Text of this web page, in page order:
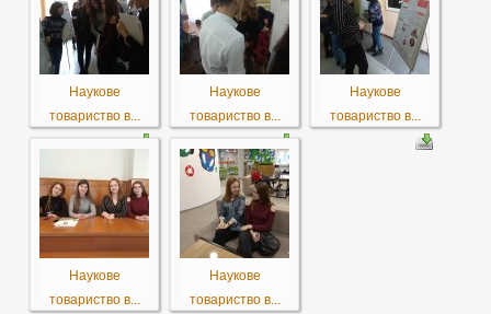
Наукове
товариство в...
Наукове
товариство в...
Наукове
товариство в...
Наукове
товариство в...
Наукове
товариство в...